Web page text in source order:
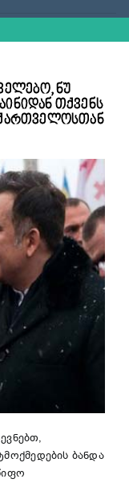
ნუ
თქვენს
ბანდა